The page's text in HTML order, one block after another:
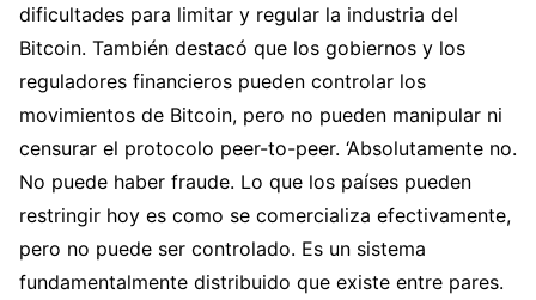
dificultades para limitar y regular la industria del
Bitcoin. También destacó que los gobiernos y los
reguladores financieros pueden controlar los
movimientos de Bitcoin, pero no pueden manipular ni
censurar el protocolo peer-to-peer. ‘Absolutamente no.
No puede haber fraude. Lo que los países pueden
restringir hoy es como se comercializa efectivamente,
pero no puede ser controlado. Es un sistema
fundamentalmente distribuido que existe entre pares.